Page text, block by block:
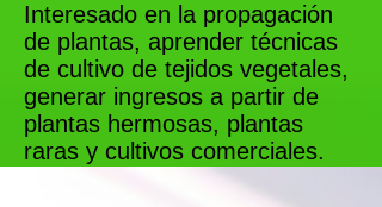
Interesado en la propagación
de plantas, aprender técnicas
de cultivo de tejidos vegetales,
generar ingresos a partir de
plantas hermosas, plantas
raras y cultivos comerciales.